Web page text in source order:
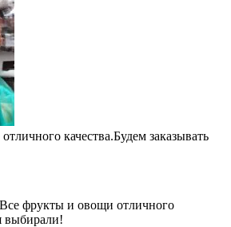
качества.Будем заказывать
фрукты и овощи отличного
выбирали!